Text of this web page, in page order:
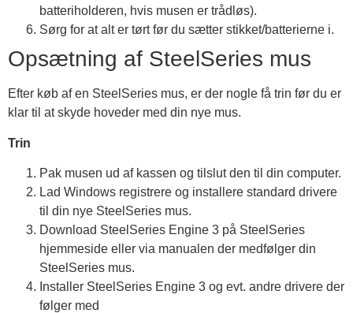
batteriholderen, hvis musen er trådløs).
Sørg for at alt er tørt før du sætter stikket/batterierne i.
Opsætning af SteelSeries mus
Efter køb af en SteelSeries mus, er der nogle få trin før du er
klar til at skyde hoveder med din nye mus.
Trin
Pak musen ud af kassen og tilslut den til din computer.
Lad Windows registrere og installere standard drivere
til din nye SteelSeries mus.
Download SteelSeries Engine 3 på SteelSeries
hjemmeside eller via manualen der medfølger din
SteelSeries mus.
Installer SteelSeries Engine 3 og evt. andre drivere der
følger med